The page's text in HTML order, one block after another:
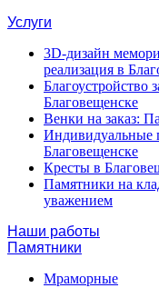
Услуги
3D-дизайн
реализация в
Благоустройство
Благовещенске
Венки на заказ:
Индивидуальные
Благовещенске
Кресты в
Памятники на
уважением
Наши работы
Памятники
Мраморные